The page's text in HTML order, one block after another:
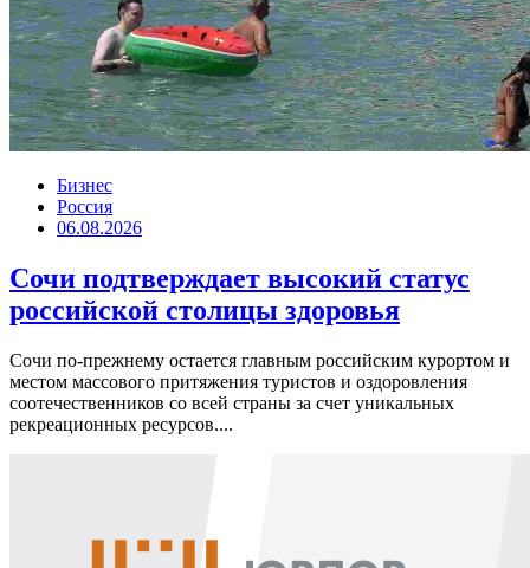
Бизнес
Россия
06.08.2026
Сочи подтверждает высокий статус
российской столицы здоровья
Сочи по-прежнему остается главным российским курортом и
местом массового притяжения туристов и оздоровления
соотечественников со всей страны за счет уникальных
рекреационных ресурсов....